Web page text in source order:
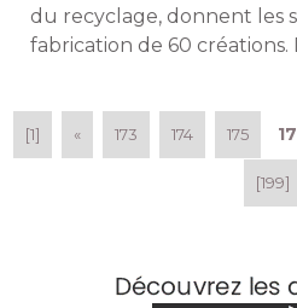
du recyclage, donnent les
fabrication de 60 créations.
[1] « 173 174 175
[199]